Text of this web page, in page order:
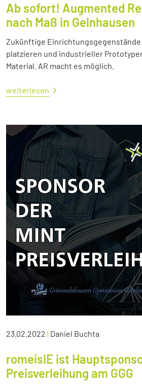
Ab sofort! Augmented
nach Maß in Gelnhausen
Zukünftige Einrichtungsgegenstände
platzieren und industrieller
Material. AR macht es möglich.
weiterlesen
23.02.2022 | Daniel Buchta
romeisIE ist
Preisverleihung am GGG